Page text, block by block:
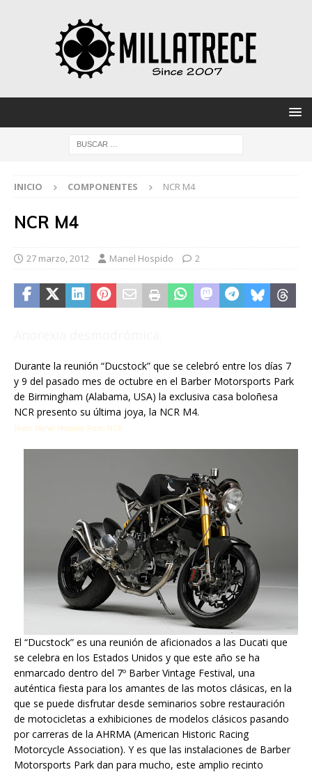
INICIO COMPONENTES NCR M4
NCR M4
27 marzo, 2012 Manel Hospido 2
Durante la reunión “Ducstock” que se celebró entre los días 7
y 9 del pasado mes de octubre en el Barber Motorsports Park
de Birmingham (Alabama, USA) la exclusiva casa boloñesa
NCR presento su última joya, la NCR M4.
Texto: Manel Hospido; Fotos: NCR.
El “Ducstock” es una reunión de aficionados a las Ducati que
se celebra en los Estados Unidos y que este año se ha
enmarcado dentro del 7º Barber Vintage Festival, una
auténtica fiesta para los amantes de las motos clásicas, en la
que se puede disfrutar desde seminarios sobre restauración
de motocicletas a exhibiciones de modelos clásicos pasando
por carreras de la AHRMA (American Historic Racing
Motorcycle Association). Y es que las instalaciones de Barber
Motorsports Park dan para mucho, este amplio recinto